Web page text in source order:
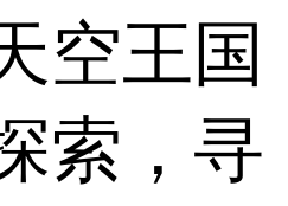
空王国
索，寻